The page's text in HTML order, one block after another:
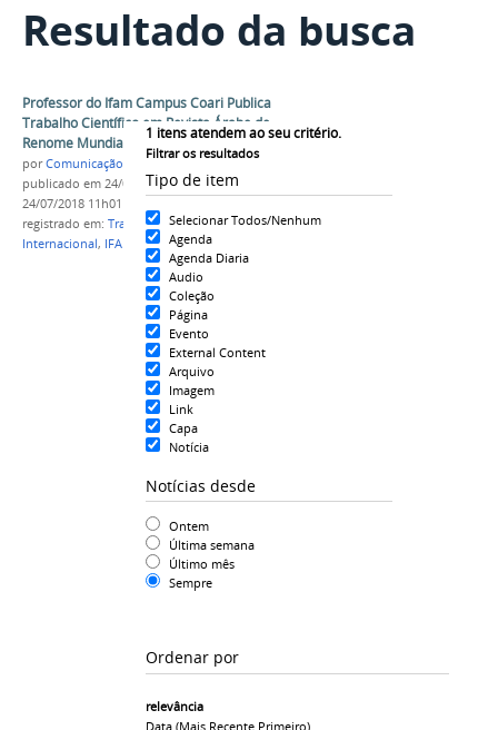
Resultado da busca
1 itens atendem ao seu critério.
Filtrar os resultados
Tipo de item
Selecionar Todos/Nenhum
Agenda
Agenda Diaria
Audio
Coleção
Página
Evento
External Content
Arquivo
Imagem
Link
Capa
Notícia
Notícias desde
Ontem
Última semana
Último mês
Sempre
Ordenar por
relevância
Data (mais Recente Primeiro)
Professor do Ifam Campus Coari Publica
Trabalho Científico em Revista Árabe de
Renome Mundial
porComunicação COARI
publicado em 24/07/2018—última modificação
24/07/2018 11h01
registrado em: Trabalho Cientifico,Revista
Internacional, IFAM CCO 2018